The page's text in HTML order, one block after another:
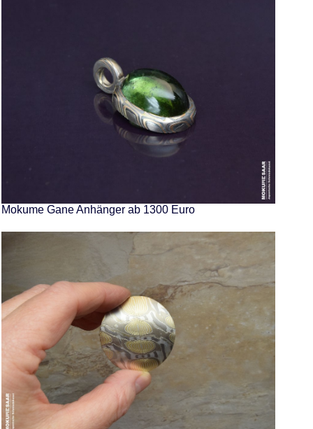
Mokume Gane Anhänger ab 1300 Euro